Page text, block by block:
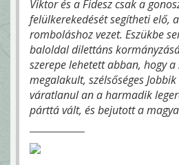
Viktor és a Fidesz csak a
felülkerekedését segítheti elő,
romboláshoz vezet. Eszükbe
baloldal dilettáns
szerepe lehetett abban, hogy
megalakult, szélsőséges
váratlanul an a harmadik
párttá vált, és bejutott a